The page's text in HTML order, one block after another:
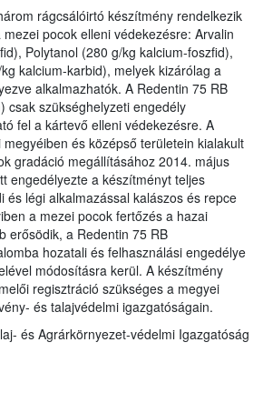
rágcsálóirtó készítmény rendelkezik
pocok elleni védekezésre: Arvalin
Polytanol (280 g/kg kalcium-foszfid),
kalcium-karbid), melyek kizárólag a
alkalmazhatók. A Redentin 75 RB
csak szükséghelyzeti engedély
fel a kártevő elleni védekezésre. A
megyéiben és középső területein kialakult
gradáció megállításához 2014. május
engedélyezte a készítményt teljes
és légi alkalmazással kalászos és repce
a mezei pocok fertőzés a hazai
erősödik, a Redentin 75 RB
hozatali és felhasználási engedélye
módosításra kerül. A készítmény
regisztráció szükséges a megyei
és talajvédelmi igazgatóságain.
és Agrárkörnyezet-védelmi Igazgatóság